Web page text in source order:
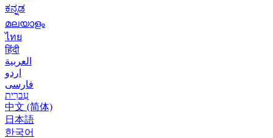
ಕನ್ನಡ
മലയാളം
ไทย
हिंदी
العربية
اردو
فارسی
עִברִית
中文 (简体)
日本語
한국어